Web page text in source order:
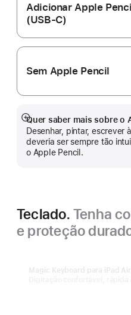
Adicionar Apple
(USB‑C)
Sem Apple Pencil
Quer saber mais sobre o
Desenhar, pintar, escrever
deveria ser sempre tão
o Apple Pencil.
Mostrar
mais
Teclado. Tenha
e proteção